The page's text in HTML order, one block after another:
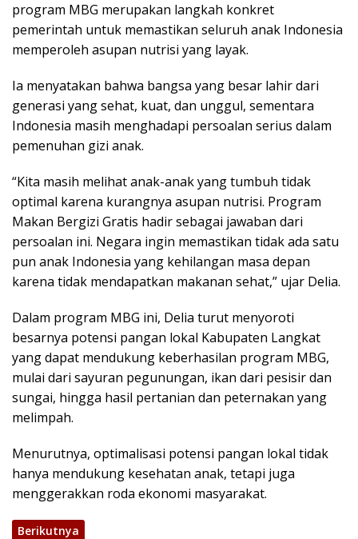
program MBG merupakan langkah konkret
pemerintah untuk memastikan seluruh anak Indonesia
memperoleh asupan nutrisi yang layak.
Ia menyatakan bahwa bangsa yang besar lahir dari
generasi yang sehat, kuat, dan unggul, sementara
Indonesia masih menghadapi persoalan serius dalam
pemenuhan gizi anak.
“Kita masih melihat anak-anak yang tumbuh tidak
optimal karena kurangnya asupan nutrisi. Program
Makan Bergizi Gratis hadir sebagai jawaban dari
persoalan ini. Negara ingin memastikan tidak ada satu
pun anak Indonesia yang kehilangan masa depan
karena tidak mendapatkan makanan sehat,” ujar Delia.
Dalam program MBG ini, Delia turut menyoroti
besarnya potensi pangan lokal Kabupaten Langkat
yang dapat mendukung keberhasilan program MBG,
mulai dari sayuran pegunungan, ikan dari pesisir dan
sungai, hingga hasil pertanian dan peternakan yang
melimpah.
Menurutnya, optimalisasi potensi pangan lokal tidak
hanya mendukung kesehatan anak, tetapi juga
menggerakkan roda ekonomi masyarakat.
Berikutnya